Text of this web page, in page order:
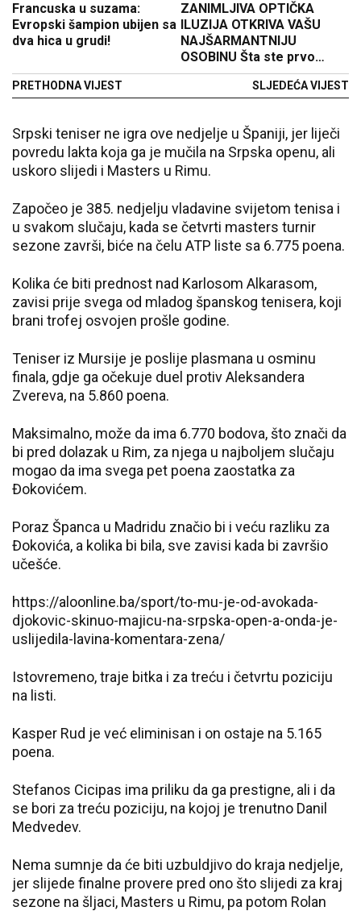
Francuska u suzama:
Evropski šampion ubijen sa
dva hica u grudi!
PRETHODNA VIJEST
ZANIMLJIVA OPTIČKA
ILUZIJA OTKRIVA VAŠU
NAJŠARMANTNIJU
OSOBINU Šta ste prvo
primijetili na ilustraciji?
SLJEDEĆA VIJEST
Srpski teniser ne igra ove nedjelje u Španiji, jer liječi
povredu lakta koja ga je mučila na Srpska openu, ali
uskoro slijedi i Masters u Rimu.
Započeo je 385. nedjelju vladavine svijetom tenisa i
u svakom slučaju, kada se četvrti masters turnir
sezone završi, biće na čelu ATP liste sa 6.775 poena.
Kolika će biti prednost nad Karlosom Alkarasom,
zavisi prije svega od mladog španskog tenisera, koji
brani trofej osvojen prošle godine.
Teniser iz Mursije je poslije plasmana u osminu
finala, gdje ga očekuje duel protiv Aleksandera
Zvereva, na 5.860 poena.
Maksimalno, može da ima 6.770 bodova, što znači da
bi pred dolazak u Rim, za njega u najboljem slučaju
mogao da ima svega pet poena zaostatka za
Đokovićem.
Poraz Španca u Madridu značio bi i veću razliku za
Đokovića, a kolika bi bila, sve zavisi kada bi završio
učešće.
https://aloonline.ba/sport/to-mu-je-od-avokada-
djokovic-skinuo-majicu-na-srpska-open-a-onda-je-
uslijedila-lavina-komentara-zena/
Istovremeno, traje bitka i za treću i četvrtu poziciju
na listi.
Kasper Rud je već eliminisan i on ostaje na 5.165
poena.
Stefanos Cicipas ima priliku da ga prestigne, ali i da
se bori za treću poziciju, na kojoj je trenutno Danil
Medvedev.
Nema sumnje da će biti uzbuldjivo do kraja nedjelje,
jer slijede finalne provere pred ono što slijedi za kraj
sezone na šljaci, Masters u Rimu, pa potom Rolan